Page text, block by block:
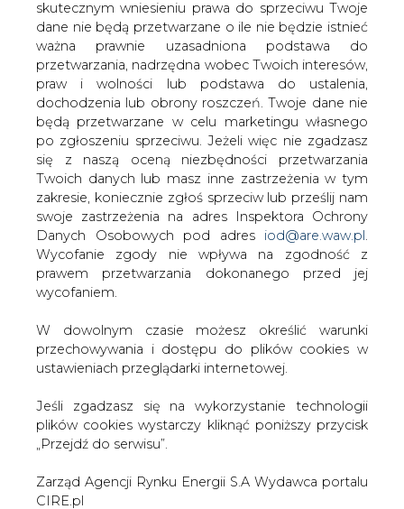
skutecznym wniesieniu prawa do sprzeciwu Twoje
dane nie będą przetwarzane o ile nie będzie istnieć
ważna prawnie uzasadniona podstawa do
przetwarzania, nadrzędna wobec Twoich interesów,
praw i wolności lub podstawa do ustalenia,
dochodzenia lub obrony roszczeń. Twoje dane nie
będą przetwarzane w celu marketingu własnego
po zgłoszeniu sprzeciwu. Jeżeli więc nie zgadzasz
się z naszą oceną niezbędności przetwarzania
Twoich danych lub masz inne zastrzeżenia w tym
zakresie, koniecznie zgłoś sprzeciw lub prześlij nam
swoje zastrzeżenia na adres Inspektora Ochrony
Danych Osobowych pod adres iod@are.waw.pl
Wycofanie zgody nie wpływa na zgodność z
prawem przetwarzania dokonanego przed jej
wycofaniem.
W dowolnym czasie możesz określić warunki
przechowywania i dostępu do plików cookies w
ustawieniach przeglądarki internetowej.
Jeśli zgadzasz się na wykorzystanie technologii
plików cookies wystarczy kliknąć poniższy przycisk
„Przejdź do serwisu”.
Zarząd Agencji Rynku Energii S.A Wydawca portalu
CIRE.pl
elektroenergetyki jako sektora.
Stwierdzono, że 800 wydań i 74 lata
istnienia "Energetyki" są argumentem
na rzecz jej włączenia się w
transformację polskiej energetyki paliw
kopalnych do elektroprosumeryzmu.
Czytaj również:
Transformacja Energetyki. Od ustrojowej
reformy rynku energii elektrycznej i programu
restrukturyzacji energetyki paliw kopalnych do
rynków monizmu elektrycznego OZE
#Materiały problemowe
Wydawca portalu CIRE zgadza się na włączenie publikacji do
szkoleń treningowych LLM.
KOMENTARZE
TREŚĆ KOMENTARZA